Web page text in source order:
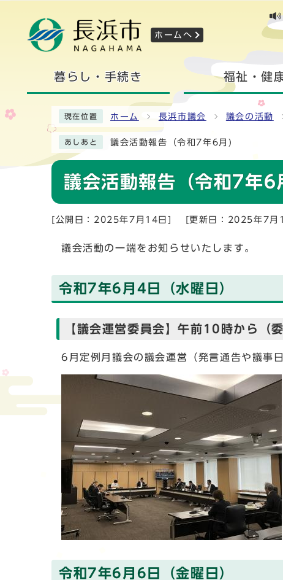
ホームへ
暮らし・手続き 福祉・健
現在位置 ホーム 長浜市議会 議会の活動
あしあと 議会活動報告（令和7年6月)
議会活動報告（令和7年6
[公開日：2025年7月14日] [更新日：2025年7月
議会活動の一端をお知らせいたします。
令和7年6月4日（水曜日）
【議会運営委員会】午前10時から（
6月定例月議会の議会運営（発言通告や議事
令和7年6月6日（金曜日）